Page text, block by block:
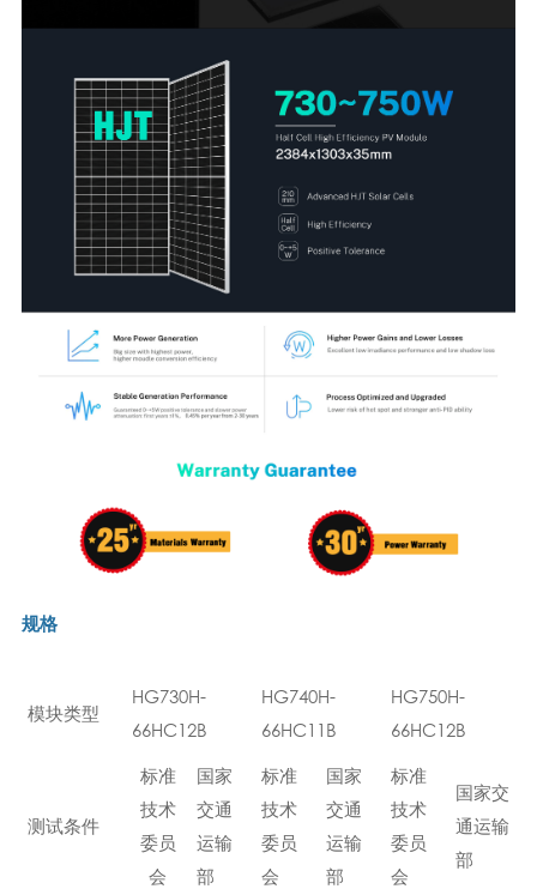
规格
模块类型
HG730H-
66HC12B
HG740H-
66HC11B
HG750H-
66HC12B
测试条件
标准
技术
委员
会
国家
交通
运输
部
标准
技术
委员
会
国家
交通
运输
部
标准
技术
委员
会
国家交
通运输
部